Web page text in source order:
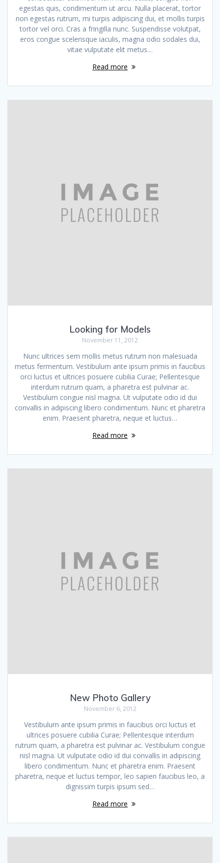
egestas quis, condimentum ut arcu. Nulla placerat, tortor
non egestas rutrum, mi turpis adipiscing dui, et mollis turpis
tortor vel orci. Cras a fringilla nunc. Suspendisse volutpat,
eros congue scelerisque iaculis, magna odio sodales dui,
vitae vulputate elit metus…
Read more
Looking for Models
November 11, 2012
Nunc ultrices sem mollis metus rutrum non malesuada
metus fermentum. Vestibulum ante ipsum primis in faucibus
orci luctus et ultrices posuere cubilia Curae; Pellentesque
interdum rutrum quam, a pharetra est pulvinar ac.
Vestibulum congue nisl magna. Ut vulputate odio id dui
convallis in adipiscing libero condimentum. Nunc et pharetra
enim. Praesent pharetra, neque et luctus…
Read more
New Photo Gallery
November 6, 2012
Vestibulum ante ipsum primis in faucibus orci luctus et
ultrices posuere cubilia Curae; Pellentesque interdum
rutrum quam, a pharetra est pulvinar ac. Vestibulum congue
nisl magna. Ut vulputate odio id dui convallis in adipiscing
libero condimentum. Nunc et pharetra enim. Praesent
pharetra, neque et luctus tempor, leo sapien faucibus leo, a
dignissim turpis ipsum sed…
Read more